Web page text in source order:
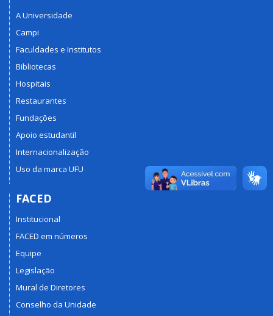
A Universidade
Campi
Faculdades e Institutos
Bibliotecas
Hospitais
Restaurantes
Fundações
Apoio estudantil
Internacionalização
Uso da marca UFU
FACED
Institucional
FACED em números
Equipe
Legislação
Mural de Diretores
Conselho da Unidade